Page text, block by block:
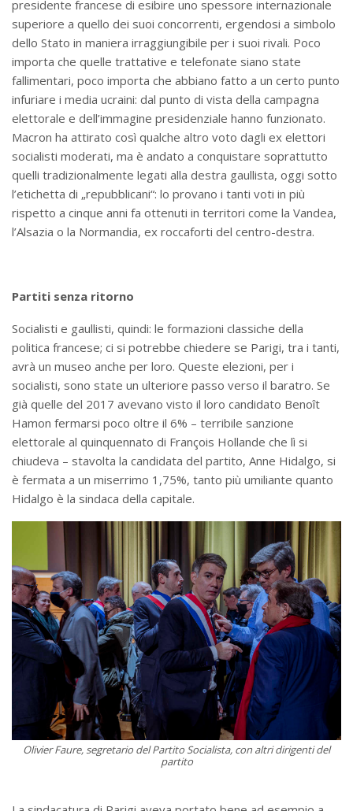
presidente francese di esibire uno spessore internazionale
superiore a quello dei suoi concorrenti, ergendosi a simbolo
dello Stato in maniera irraggiungibile per i suoi rivali. Poco
importa che quelle trattative e telefonate siano state
fallimentari, poco importa che abbiano fatto a un certo punto
infuriare i media ucraini: dal punto di vista della campagna
elettorale e dell’immagine presidenziale hanno funzionato.
Macron ha attirato così qualche altro voto dagli ex elettori
socialisti moderati, ma è andato a conquistare soprattutto
quelli tradizionalmente legati alla destra gaullista, oggi sotto
l’etichetta di „repubblicani“: lo provano i tanti voti in più
rispetto a cinque anni fa ottenuti in territori come la Vandea,
l’Alsazia o la Normandia, ex roccaforti del centro-destra.
Partiti senza ritorno
Socialisti e gaullisti, quindi: le formazioni classiche della
politica francese; ci si potrebbe chiedere se Parigi, tra i tanti,
avrà un museo anche per loro. Queste elezioni, per i
socialisti, sono state un ulteriore passo verso il baratro. Se
già quelle del 2017 avevano visto il loro candidato Benoît
Hamon fermarsi poco oltre il 6% – terribile sanzione
elettorale al quinquennato di François Hollande che lì si
chiudeva – stavolta la candidata del partito, Anne Hidalgo, si
è fermata a un miserrimo 1,75%, tanto più umiliante quanto
Hidalgo è la sindaca della capitale.
Olivier Faure, segretario del Partito Socialista, con altri dirigenti del
partito